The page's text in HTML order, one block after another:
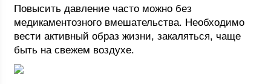
Повысить давление часто можно без
медикаментозного вмешательства. Необходимо
вести активный образ жизни, закаляться, чаще
быть на свежем воздухе.